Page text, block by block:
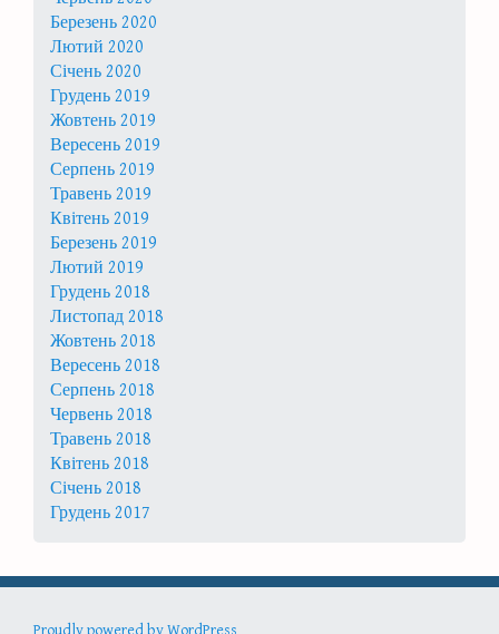
Березень 2020
Лютий 2020
Січень 2020
Грудень 2019
Жовтень 2019
Вересень 2019
Серпень 2019
Травень 2019
Квітень 2019
Березень 2019
Лютий 2019
Грудень 2018
Листопад 2018
Жовтень 2018
Вересень 2018
Серпень 2018
Червень 2018
Травень 2018
Квітень 2018
Січень 2018
Грудень 2017